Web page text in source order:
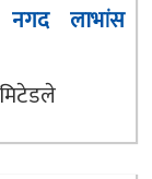
नगद लाभांस